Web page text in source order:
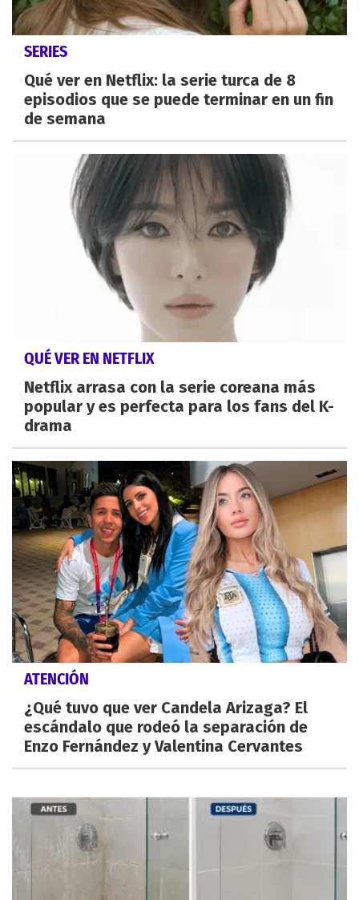
SERIES
Qué ver en Netflix: la serie turca de 8
episodios que se puede terminar en un fin
de semana
QUÉ VER EN NETFLIX
Netflix arrasa con la serie coreana más
popular y es perfecta para los fans del K-
drama
ATENCIÓN
¿Qué tuvo que ver Candela Arizaga? El
escándalo que rodeó la separación de
Enzo Fernández y Valentina Cervantes